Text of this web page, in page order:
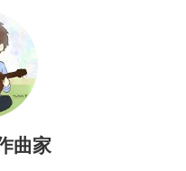
曲家